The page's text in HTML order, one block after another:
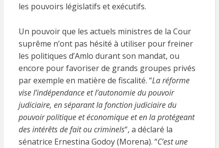
les pouvoirs législatifs et exécutifs.
Un pouvoir que les actuels ministres de la Cour
suprême n’ont pas hésité à utiliser pour freiner
les politiques d’Amlo durant son mandat, ou
encore pour favoriser de grands groupes privés
par exemple en matière de fiscalité. “La réforme
vise l’indépendance et l’autonomie du pouvoir
judiciaire, en séparant la fonction judiciaire du
pouvoir politique et économique et en la protégeant
des intérêts de fait ou criminels“, a déclaré la
sénatrice Ernestina Godoy (Morena). “C’est une